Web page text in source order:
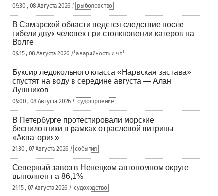
09:30 , 08 Августа 2026 / рыболовство
В Самарской области ведется следствие после
гибели двух человек при столкновении катеров на
Волге
09:15 , 08 Августа 2026 / аварийность и чп
Буксир ледокольного класса «Нарвская застава»
спустят на воду в середине августа — Алан
Лушников
09:00 , 08 Августа 2026 / судостроение
В Петербурге протестировали морские
беспилотники в рамках отраслевой витрины
«Акватория»
21:30 , 07 Августа 2026 / события
Северный завоз в Ненецком автономном округе
выполнен на 86,1%
21:15 , 07 Августа 2026 / судоходство